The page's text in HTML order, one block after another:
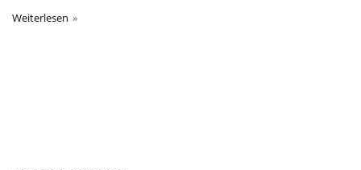
Weiterlesen